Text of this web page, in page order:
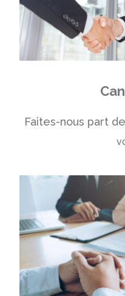
Faites-nous part